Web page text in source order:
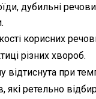
дубильні
корисних
різних хвороб.
відтиснута при
які ретельно